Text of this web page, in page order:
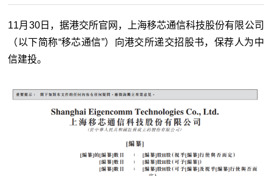
11月30日，据港交所官网，上海移芯通信科技股份有限公司
（以下简称“移芯通信”）向港交所递交招股书，保荐人为中
信建投。